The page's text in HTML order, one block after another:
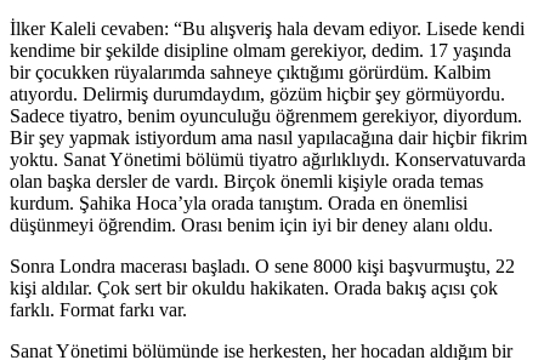
İlker Kaleli cevaben: “Bu alışveriş hala devam ediyor. Lisede kendi
kendime bir şekilde disipline olmam gerekiyor, dedim. 17 yaşında
bir çocukken rüyalarımda sahneye çıktığımı görürdüm. Kalbim
atıyordu. Delirmiş durumdaydım, gözüm hiçbir şey görmüyordu.
Sadece tiyatro, benim oyunculuğu öğrenmem gerekiyor, diyordum.
Bir şey yapmak istiyordum ama nasıl yapılacağına dair hiçbir fikrim
yoktu. Sanat Yönetimi bölümü tiyatro ağırlıklıydı. Konservatuvarda
olan başka dersler de vardı. Birçok önemli kişiyle orada temas
kurdum. Şahika Hoca’yla orada tanıştım. Orada en önemlisi
düşünmeyi öğrendim. Orası benim için iyi bir deney alanı oldu.
Sonra Londra macerası başladı. O sene 8000 kişi başvurmuştu, 22
kişi aldılar. Çok sert bir okuldu hakikaten. Orada bakış açısı çok
farklı. Format farkı var.
Sanat Yönetimi bölümünde ise herkesten, her hocadan aldığım bir